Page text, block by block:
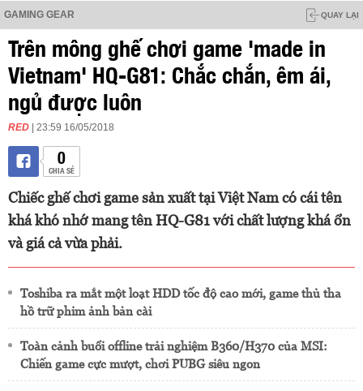
GAMING GEAR QUAY LẠI
Trên mông ghế chơi game 'made in
Vietnam' HQ-G81: Chắc chắn, êm ái,
ngủ được luôn
RED | 23:59 16/05/2018
0
CHIA SẺ
Chiếc ghế chơi game sản xuất tại Việt Nam có cái tên
khá khó nhớ mang tên HQ-G81 với chất lượng khá ổn
và giá cả vừa phải.
Toshiba ra mắt một loạt HDD tốc độ cao mới, game thủ tha
hồ trữ phim ảnh bản cài
Toàn cảnh buổi offline trải nghiệm B360/H370 của MSI:
Chiến game cực mượt, chơi PUBG siêu ngon